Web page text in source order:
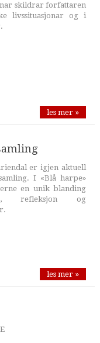
skildrar forfattaren
livssituasjonar og i
les mer »
er igjen aktuell
I «Blå harpe»
en unik blanding
refleksjon og
les mer »